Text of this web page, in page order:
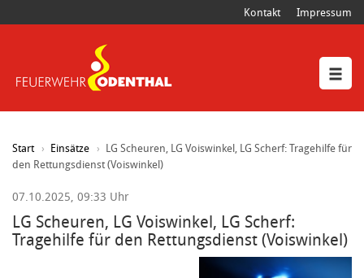
Kontakt Impressum
Start Einsätze
LG Scheuren, LG Voiswinkel, LG Scherf: Tragehilfe für
den Rettungsdienst (Voiswinkel)
07.10.2025, 09:33 Uhr
LG Scheuren, LG Voiswinkel, LG Scherf:
Tragehilfe für den Rettungsdienst (Voiswinkel)